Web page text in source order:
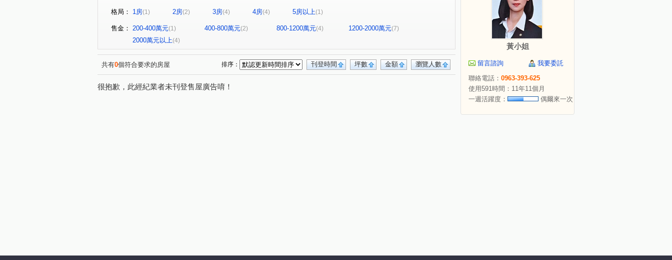
新民街 長江路一段 沙崙路一段(1) 中正東路二段(1)
沙崙路(1) 長安路二段 (1) 中山北路一段 新市三路一段(1)
格局： 1房(1) 2房(2) 3房(4) 4房(4) 5房以上(1)
售金： 200-400萬元(1) 400-800萬元(2) 800-1200萬元(4) 1200-2000萬元(7)
2000萬元以上(4)
共有0個符合要求的房屋 瀏覽人數
金額
坪數
刊登時間
排序：
很抱歉，此經紀業者未刊登售屋廣告唷！
黃小姐
留言諮詢
我要委託
聯絡電話： 0963-393-625
使用591時間：11年11個月
一週活躍度：
偶爾來一次